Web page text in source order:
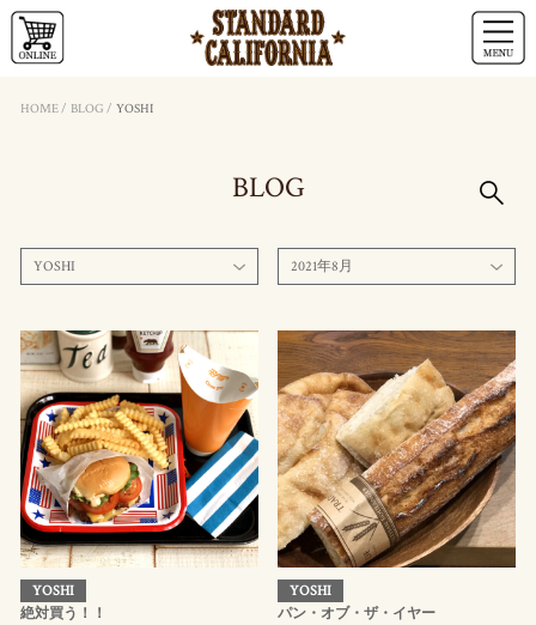
HOME/ BLOG / YOSHI
BLOG
YOSHI 2021年8月
YOSHI
絶対買う！！
YOSHI
パン・オブ・ザ・イヤー